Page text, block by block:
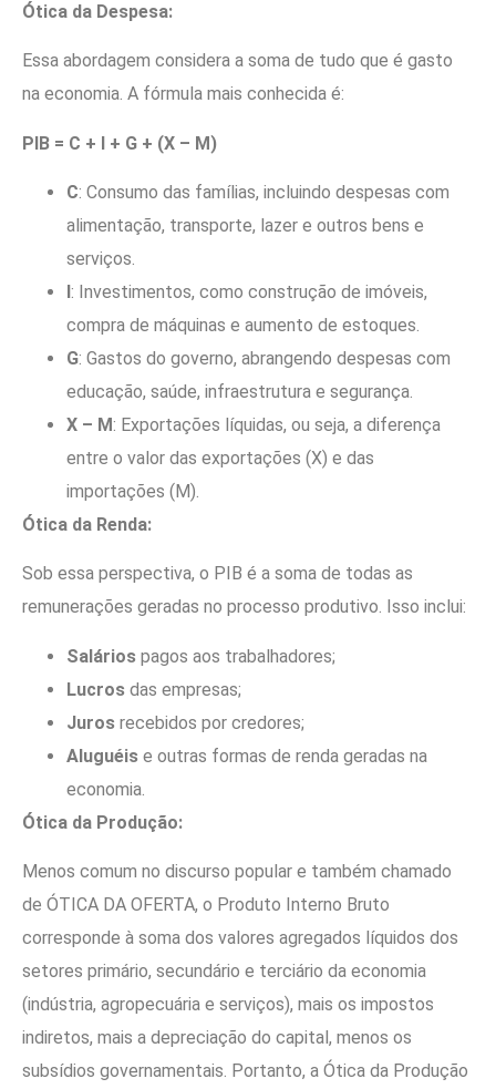
Ótica da Despesa:
Essa abordagem considera a soma de tudo que é gasto
na economia. A fórmula mais conhecida é:
PIB = C + I + G + (X – M)
C: Consumo das famílias, incluindo despesas com
alimentação, transporte, lazer e outros bens e
serviços.
I: Investimentos, como construção de imóveis,
compra de máquinas e aumento de estoques.
G: Gastos do governo, abrangendo despesas com
educação, saúde, infraestrutura e segurança.
X – M: Exportações líquidas, ou seja, a diferença
entre o valor das exportações (X) e das
importações (M).
Ótica da Renda:
Sob essa perspectiva, o PIB é a soma de todas as
remunerações geradas no processo produtivo. Isso inclui:
Salários pagos aos trabalhadores;
Lucros das empresas;
Juros recebidos por credores;
Aluguéis e outras formas de renda geradas na
economia.
Ótica da Produção:
Menos comum no discurso popular e também chamado
de ÓTICA DA OFERTA, o Produto Interno Bruto
corresponde à soma dos valores agregados líquidos dos
setores primário, secundário e terciário da economia
(indústria, agropecuária e serviços), mais os impostos
indiretos, mais a depreciação do capital, menos os
subsídios governamentais. Portanto, a Ótica da Produção